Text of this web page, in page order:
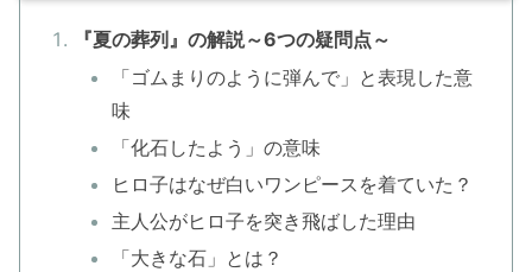
『夏の葬列』の解説～6つの疑問点～
「ゴムまりのように弾んで」と表現した意
味
「化石したよう」の意味
ヒロ子はなぜ白いワンピースを着ていた？
主人公がヒロ子を突き飛ばした理由
「大きな石」とは？